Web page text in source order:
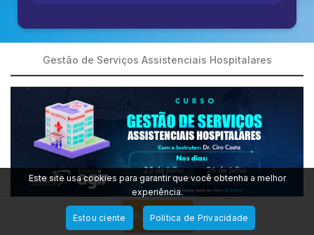
Gestão de Serviços Assistenciais Hospitalares
Torne-se o profissional que faz a diferença em
Avise-me
Este site usa cookies para garantir que você obtenha a melhor
experiência.
Estou ciente Política de Privacidade